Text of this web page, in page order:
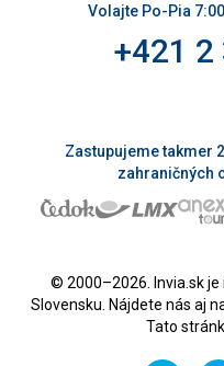
Volajte Po-Pia
+421 2
Zastupujeme takmer
zahraničných
© 2000–2026. Invia.sk
Slovensku. Nájdete nás aj
Tato